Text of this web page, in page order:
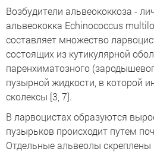
Возбудители альвеококкоза -
альвеококка Echinococcus
составляет множество
состоящих из кутикулярной
паренхиматозного
пузырной жидкости, в которой
сколексы [3, 7].
В ларвоцистах образуются
пузырьков происходит путем
Отдельные альвеолы